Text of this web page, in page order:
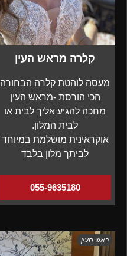
קלרה מראש העין
מעסה לוהטת קלרה הבחורה
הכי הורסת -מראש העין
מחכה להגיע אליך לבית או
לבית המלון.
אוקראינית מושלמת במיוחד
לביתך מלון בלבד
055-9635180
ראש העין